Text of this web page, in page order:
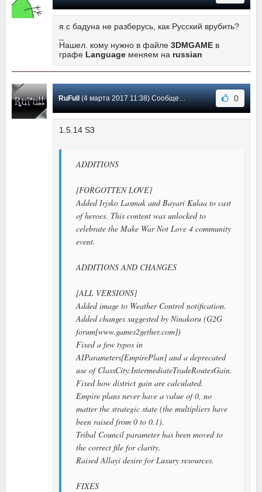
я с бадуна не разберусь, как Русский врубить?
Нашел. кому нужно в файле 3DMGAME в
графе Language меняем на russian
RuFull(4 марта 2017 11:38) Сообщение #7 0
1.5.14 S3
ADDITIONS
[FORGOTTEN LOVE]
Added Irjsko Lasmak and Bayari Kulaa to cast
of heroes. This content was unlocked to
celebrate the Make War Not Love 4 community
event.
ADDITIONS AND CHANGES
[ALL VERSIONS]
Added image to Weather Control notification.
Added changes suggested by Ninakoru (G2G
forum[www.games2gether.com])
Fixed a few typos in
AIParameters[EmpirePlan] and a deprecated
use of ClassCity:IntermediateTradeRoutesGain.
Fixed how district gain are calculated.
Empire plans never have a value of 0, no
matter the strategic state (the multipliers have
been raised from 0 to 0.1).
Tribal Council parameter has been moved to
the correct file for clarity.
Raised Allayi desire for Luxury resources.
FIXES